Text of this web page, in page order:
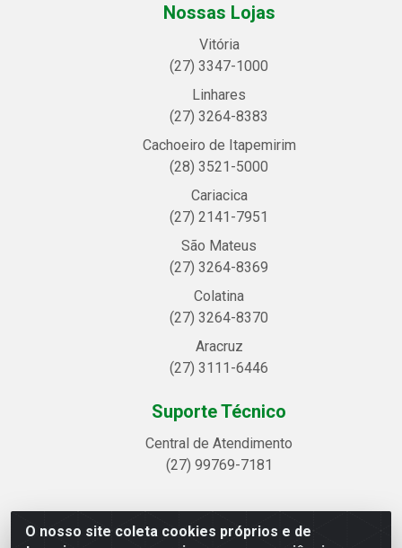
O nosso site coleta cookies próprios e de
Nossas Lojas
Vitória
(27) 3347-1000
Linhares
(27) 3264-8383
Cachoeiro de Itapemirim
(28) 3521-5000
Cariacica
(27) 2141-7951
São Mateus
(27) 3264-8369
Colatina
(27) 3264-8370
Aracruz
(27) 3111-6446
Suporte Técnico
Central de Atendimento
(27) 99769-7181
Linhavix Distribuidora LTDA - Avenida Alegre, 2521 -